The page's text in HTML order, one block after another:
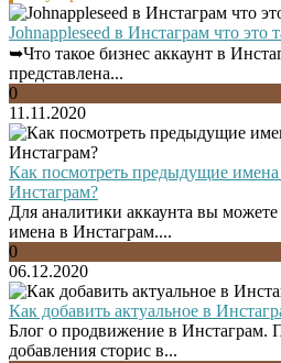
Johnappleseed в Инстаграм что это
➥Что такое бизнес аккаунт в
представлена...
0
11.11.2020
Как посмотреть предыдущие имена
Инстаграм?
Для аналитики аккаунта вы
имена в Инстаграм....
0
06.12.2020
Как добавить актуальное в
Блог о продвижение в Инстаграм.
добавления сторис в...